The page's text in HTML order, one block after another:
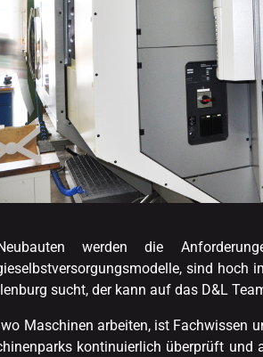
werden die
sind hoch
sucht, der kann auf das D&L
wo Maschinen arbeiten, ist Fachwissen
kontinuierlich überprüft und